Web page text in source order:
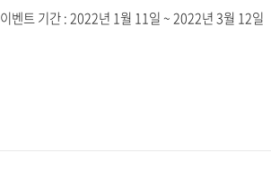
이벤트 기간 : 2022년 1월 11일 ~ 2022년 3월 12일